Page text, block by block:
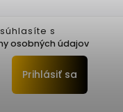
s
osobných údajov
Prihlásiť sa